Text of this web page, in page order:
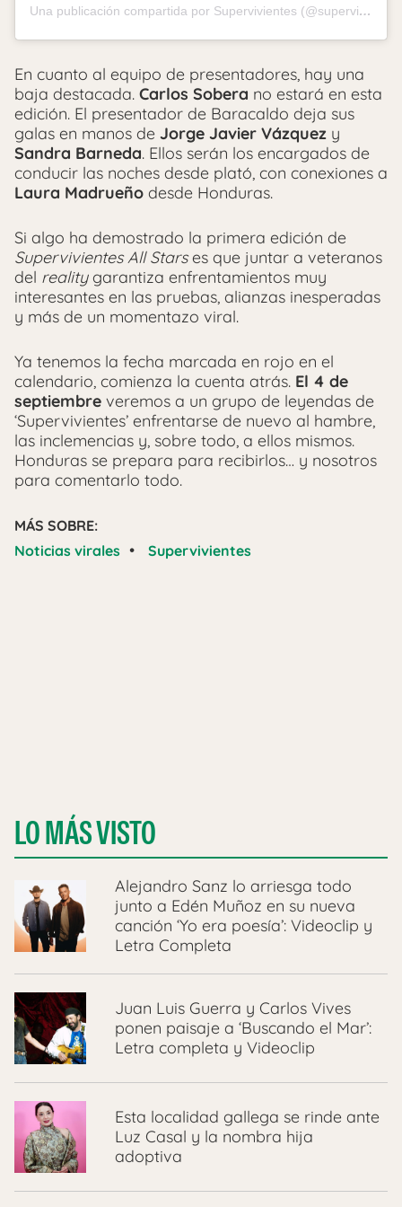
Una publicación compartida por Supervivientes (@supervivientestv)
En cuanto al equipo de presentadores, hay una
baja destacada. Carlos Sobera no estará en esta
edición. El presentador de Baracaldo deja sus
galas en manos de Jorge Javier Vázquez y
Sandra Barneda. Ellos serán los encargados de
conducir las noches desde plató, con conexiones a
Laura Madrueño desde Honduras.
Si algo ha demostrado la primera edición de
Supervivientes All Starses que juntar a veteranos
del realitygarantiza enfrentamientos muy
interesantes en las pruebas, alianzas inesperadas
y más de un momentazo viral.
Ya tenemos la fecha marcada en rojo en el
calendario, comienza la cuenta atrás. El 4 de
septiembre veremos a un grupo de leyendas de
‘Supervivientes’ enfrentarse de nuevo al hambre,
las inclemencias y, sobre todo, a ellos mismos.
Honduras se prepara para recibirlos… y nosotros
para comentarlo todo.
MÁS SOBRE:
Noticias virales • Supervivientes
LO MÁS VISTO
Alejandro Sanz lo arriesga todo
junto a Edén Muñoz en su nueva
canción ‘Yo era poesía’: Videoclip y
Letra Completa
Juan Luis Guerra y Carlos Vives
ponen paisaje a ‘Buscando el Mar’:
Letra completa y Videoclip
Esta localidad gallega se rinde ante
Luz Casal y la nombra hija
adoptiva